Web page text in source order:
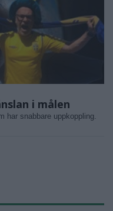
i målen
har snabbare uppkoppling.